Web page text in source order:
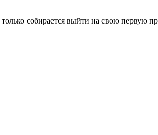
собирается выйти на свою первую